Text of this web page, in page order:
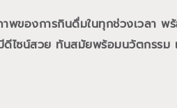
พของการกินดื่มในทุกช่วงเวลา
ดีไซน์สวย ทันสมัยพร้อมนวัตกรร